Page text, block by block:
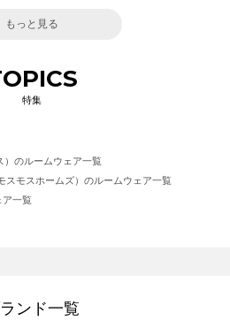
もっと見る
特集
）のルームウェア一覧
スモスホームズ）のルームウェア一覧
ア一覧
バイサマンサモスモス）のルームウェア一覧
ス ブルー）のルームウェア一覧
ア一覧
ンド一覧